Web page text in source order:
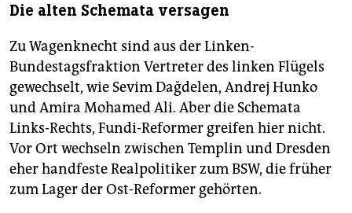
Die alten Schemata versagen
Zu Wagenknecht sind aus der Linken-
Bundestagsfraktion Vertreter des linken Flügels
gewechselt, wie Sevim Dağdelen, Andrej Hunko
und Amira Mohamed Ali. Aber die Schemata
Links-Rechts, Fundi-Reformer greifen hier nicht.
Vor Ort wechseln zwischen Templin und Dresden
eher handfeste Realpolitiker zum BSW, die früher
zum Lager der Ost-Reformer gehörten.